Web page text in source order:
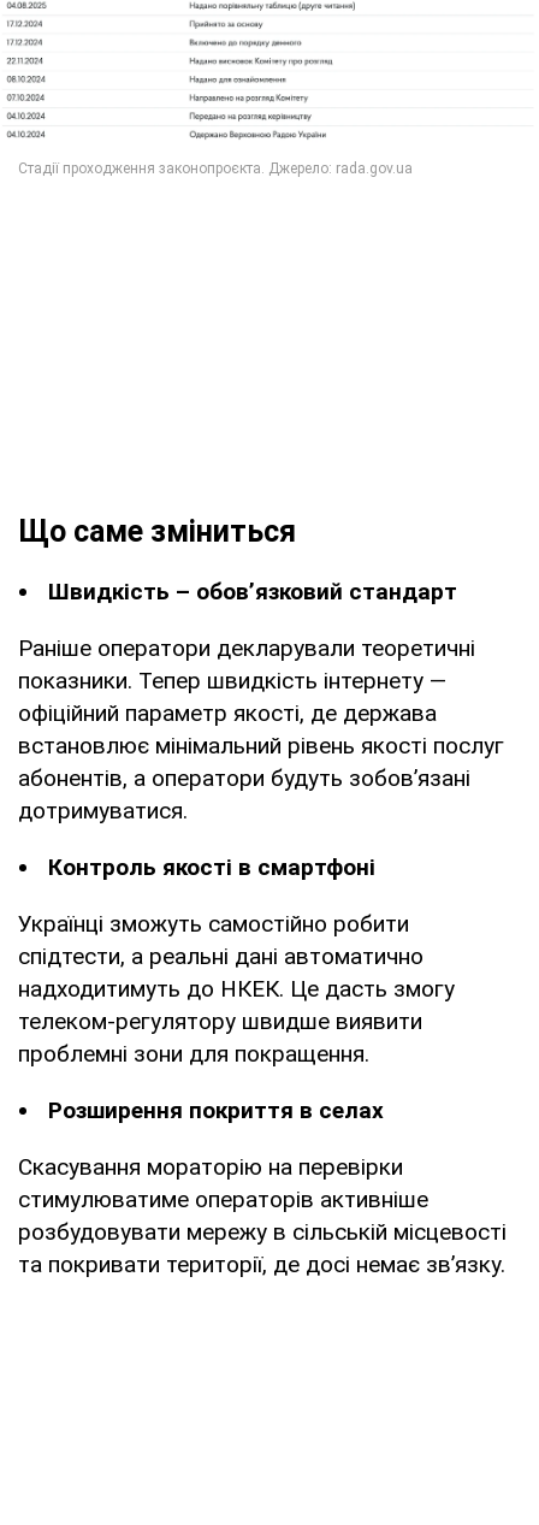
Що саме зміниться
Швидкість – обов’язковий стандарт
Раніше оператори декларували теоретичні
показники. Тепер швидкість інтернету —
офіційний параметр якості, де держава
встановлює мінімальний рівень якості послуг
абонентів, а оператори будуть зобов’язані
дотримуватися.
Контроль якості в смартфоні
Українці зможуть самостійно робити
спідтести, а реальні дані автоматично
надходитимуть до НКЕК. Це дасть змогу
телеком-регулятору швидше виявити
проблемні зони для покращення.
Розширення покриття в селах
Скасування мораторію на перевірки
стимулюватиме операторів активніше
розбудовувати мережу в сільській місцевості
та покривати території, де досі немає зв’язку.